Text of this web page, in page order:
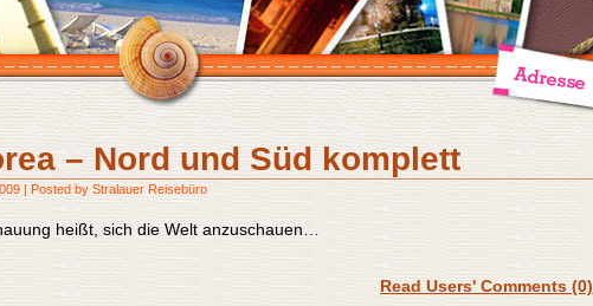
– Nord und Süd komplett
| Posted by Stralauer Reisebüro
heißt, sich die Welt anzuschauen…
Read Users' Comments (0)